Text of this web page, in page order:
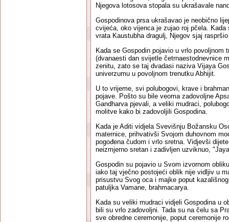
Njegova lotosova stopala su ukrašavale
Gospodinova prsa ukrašavao je neobično
cvijeća, oko vijenca je zujao roj pčela.
vrata Kaustubha dragulj, Njegov sjaj
Kada se Gospodin pojavio u vrlo povoljnom
(dvanaesti dan svijetle četrnaestodnevnice
zenitu, zato se taj dvadasi naziva Vijaya
univerzumu u povoljnom trenutku Abhijit.
U to vrijeme, svi polubogovi, krave i
pojave. Pošto su bile veoma zadovoljne
Gandharva pjevali, a veliki mudraci,
molitve kako bi zadovoljili Gospodina.
Kada je Aditi vidjela Svevišnju Božansku
maternice, prihvativši Svojom duhovnom
pogođena čudom i vrlo sretna. Vidjevši
neizmjerno sretan i zadivljen uzviknuo,
Gospodin su pojavio u Svom izvornom
iako taj vječno postojeći oblik nije vidljiv u
prisustvu Svog oca i majke poput
patuljka Vamane, brahmacarya.
Kada su veliki mudraci vidjeli Gospodina u
bili su vrlo zadovoljni. Tada su na čelu sa
sve obredne ceremonije, poput ceremonije